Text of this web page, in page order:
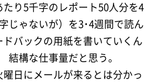
り5千字のレポート50人分を4
ゃないが）を3･4週間で読ん
バックの用紙を書いていくん
構な仕事量だと思う。
日にメールが来るとは分かっ